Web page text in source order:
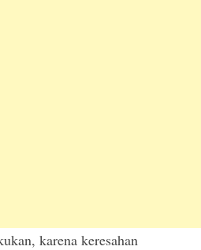
karena keresahan